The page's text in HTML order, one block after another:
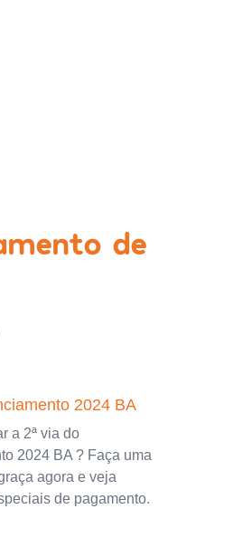
de
2024 BA
a 2ª via do
2024 BA ? Faça uma
agora e veja
de pagamento.